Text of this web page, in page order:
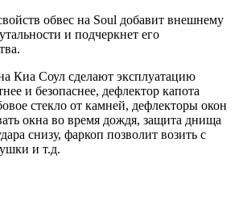
обвес на Soul добавит внешнему
и подчеркнет его
Киа Соул сделают эксплуатацию
и безопаснее, дефлектор капота
стекло от камней, дефлекторы окон
окна во время дождя, защита днища
снизу, фаркоп позволит возить с
и т.д.